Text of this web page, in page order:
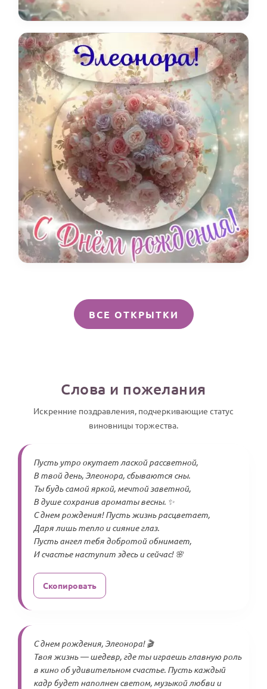
ВСЕ ОТКРЫТКИ
Слова и пожелания
Искренние поздравления, подчеркивающие статус
виновницы торжества.
Пусть утро окутает лаской рассветной,
В твой день, Элеонора, сбываются сны.
Ты будь самой яркой, мечтой заветной,
В душе сохранив ароматы весны. ✨
С днем рождения! Пусть жизнь расцветает,
Даря лишь тепло и сияние глаз.
Пусть ангел тебя добротой обнимает,
И счастье наступит здесь и сейчас! 🌸
Скопировать
С днем рождения, Элеонора! 🎬
Твоя жизнь — шедевр, где ты играешь главную роль
в кино об удивительном счастье. Пусть каждый
кадр будет наполнен светом, музыкой любви и